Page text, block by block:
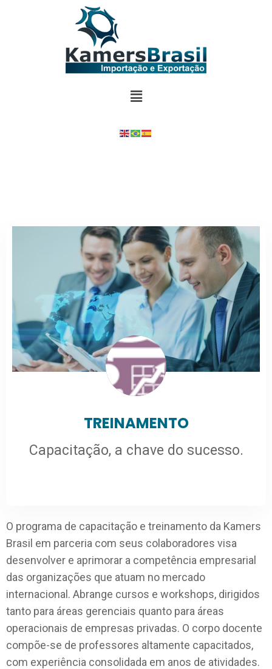
TREINAMENTO
Capacitação, a chave do sucesso.
O programa de capacitação e treinamento da Kamers
Brasil em parceria com seus colaboradores visa
desenvolver e aprimorar a competência empresarial
das organizações que atuam no mercado
internacional. Abrange cursos e workshops, dirigidos
tanto para áreas gerenciais quanto para áreas
operacionais de empresas privadas. O corpo docente
compõe-se de professores altamente capacitados,
com experiência consolidada em anos de atividades.